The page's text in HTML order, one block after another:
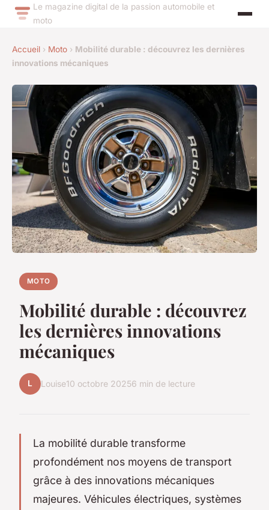
Le magazine digital de la passion automobile et
moto
Accueil › Moto › Mobilité durable : découvrez les dernières
innovations mécaniques
MOTO
Mobilité durable : découvrez
les dernières innovations
mécaniques
L Louise10 octobre 20256 min de lecture
La mobilité durable transforme
profondément nos moyens de transport
grâce à des innovations mécaniques
majeures. Véhicules électriques, systèmes